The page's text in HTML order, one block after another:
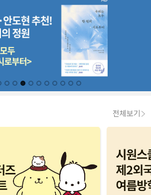
전체보기